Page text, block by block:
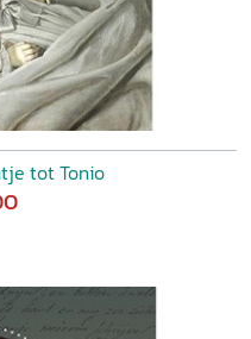
tot Tonio